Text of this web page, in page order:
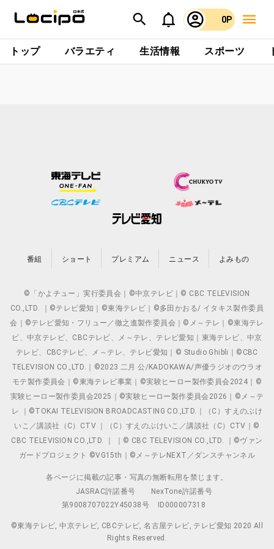
0P
トップ バラエティ 生活情報 スポーツ
番組 ショート プレミアム ニュース よみもの
©「かよチュー」実行委員会｜©中京テレビ｜© CBC TELEVISION
CO.,LTD. ｜©テレビ愛知｜©東海テレビ｜©多田かおる/ イタキス製作委員
会｜©テレビ愛知・フリュー／徹之進製作委員会｜©メ～テレ｜©東海テレ
ビ、中京テレビ、CBCテレビ、メ～テレ、テレビ愛知｜東海テレビ、中京
テレビ、CBCテレビ、メ～テレ、テレビ愛知｜© Studio Ghibli｜©CBC
TELEVISION CO.,LTD.｜©2023 二月 公/KADOKAWA/声優ラジオのウラオ
モテ製作委員会｜©東海テレビ事業｜©実験ヒーロー製作委員会2024｜©
実験ヒーロー製作委員会2025｜©実験ヒーロー製作委員会2026｜©メ～テ
レ ｜©TOKAI TELEVISION BROADCASTING CO.,LTD.｜（C）すえのぶけ
いこ／講談社（C）CTV ｜（C）すえのぶけいこ／講談社（C）CTV｜©
CBC TELEVISION CO.,LTD. ｜ ｜© CBC TELEVISION CO.,LTD. ｜©ヴァン
ガードプロジェクト ©VG15th｜©メ～テレNEXT／ダンスチャンネル
各ページに掲載の記事・写真の無断転用を禁じます。
JASRAC許諾番号
NexTone許諾番号
第9008707022Y45038号
ID000007318
©東海テレビ, 中京テレビ, CBCテレビ, 名古屋テレビ, テレビ愛知 2020 All
Rights Reserved.